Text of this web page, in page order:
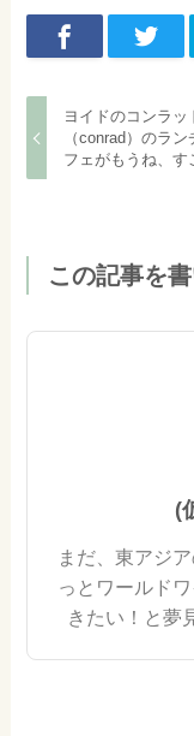
ヨイドのコンラッ
（conrad）のラン
フェがもうね、す
この記事を
(
まだ、東アジ
っとワールド
きたい！と夢